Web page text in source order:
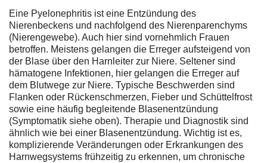
Eine Pyelonephritis ist eine Entzündung des
Nierenbeckens und nachfolgend des Nierenparenchyms
(Nierengewebe). Auch hier sind vornehmlich Frauen
betroffen. Meistens gelangen die Erreger aufsteigend von
der Blase über den Harnleiter zur Niere. Seltener sind
hämatogene Infektionen, hier gelangen die Erreger auf
dem Blutwege zur Niere. Typische Beschwerden sind
Flanken oder Rückenschmerzen, Fieber und Schüttelfrost
sowie eine häufig begleitende Blasenentzündung
(Symptomatik siehe oben). Therapie und Diagnostik sind
ähnlich wie bei einer Blasenentzündung. Wichtig ist es,
komplizierende Veränderungen oder Erkrankungen des
Harnwegsystems frühzeitig zu erkennen, um chronische